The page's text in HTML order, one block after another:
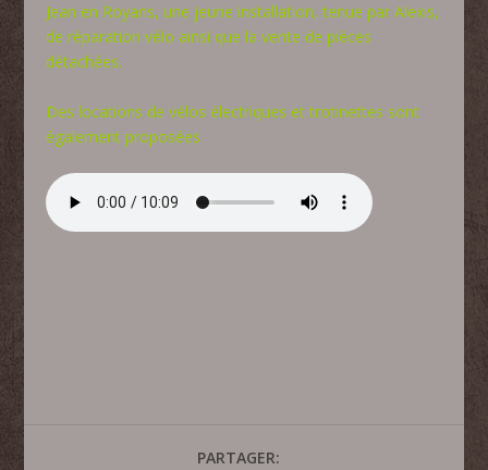
Jean en Royans, une jeune installation, tenue par Alexis,
de réparation vélo ainsi que la vente de pièces
détachées.
Des locations de vélos électriques et trotinettes sont
également proposées
PARTAGER: